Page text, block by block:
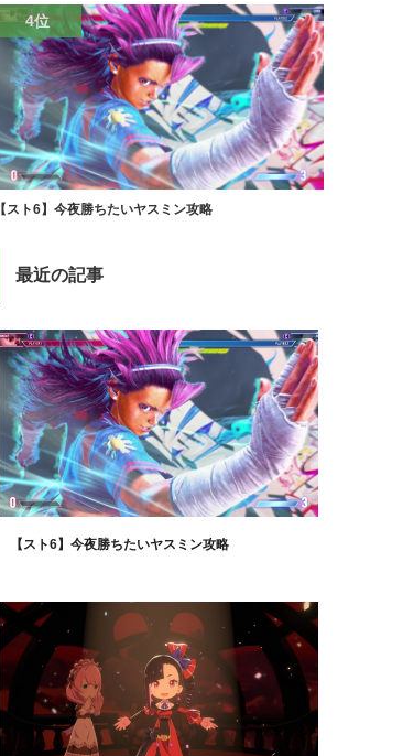
4位
【スト6】今夜勝ちたいヤスミン攻略
最近の記事
【スト6】今夜勝ちたいヤスミン攻略